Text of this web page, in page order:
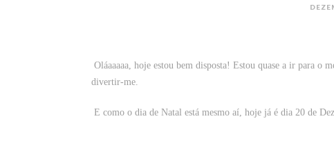
Oláaaaaa, hoje estou bem disposta! Estou quase a ir para o
divertir-me.
E como o dia de Natal está mesmo aí, hoje já é dia 20 de